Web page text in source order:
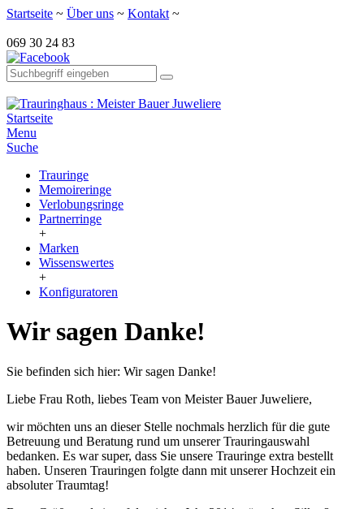
Startseite ~ Über uns ~ Kontakt ~
069 30 24 83
Startseite
Menu
Suche
Trauringe
Memoireringe
Verlobungsringe
Partnerringe
+
Marken
Wissenswertes
+
Konfiguratoren
Wir sagen Danke!
Sie befinden sich hier: Wir sagen Danke!
Liebe Frau Roth, liebes Team von Meister Bauer Juweliere,
wir möchten uns an dieser Stelle nochmals herzlich für die gute
Betreuung und Beratung rund um unserer Trauringauswahl
bedanken. Es war super, dass Sie unsere Trauringe extra bestellt
haben. Unseren Trauringen folgte dann mit unserer Hochzeit ein
absoluter Traumtag!